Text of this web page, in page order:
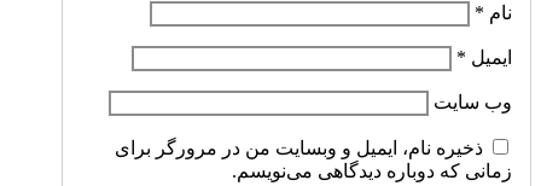
نام *
ایمیل *
وب‌ سایت
ذخیره نام، ایمیل و وبسایت من در مرورگر برای
زمانی که دوباره دیدگاهی می‌نویسم.